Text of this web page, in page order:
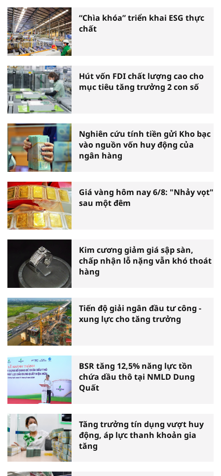
“Chìa khóa” triển khai ESG thực
chất
Hút vốn FDI chất lượng cao cho
mục tiêu tăng trưởng 2 con số
Nghiên cứu tính tiền gửi Kho bạc
vào nguồn vốn huy động của
ngân hàng
Giá vàng hôm nay 6/8: "Nhảy vọt"
sau một đêm
Kim cương giảm giá sập sàn,
chấp nhận lỗ nặng vẫn khó thoát
hàng
Tiến độ giải ngân đầu tư công -
xung lực cho tăng trưởng
BSR tăng 12,5% năng lực tồn
chứa dầu thô tại NMLD Dung
Quất
Tăng trưởng tín dụng vượt huy
động, áp lực thanh khoản gia
tăng